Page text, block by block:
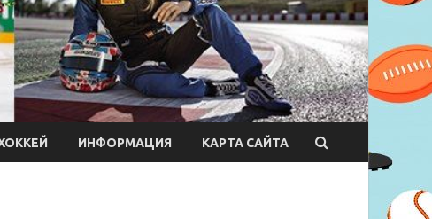
ИНФОРМАЦИЯ КАРТА САЙТА